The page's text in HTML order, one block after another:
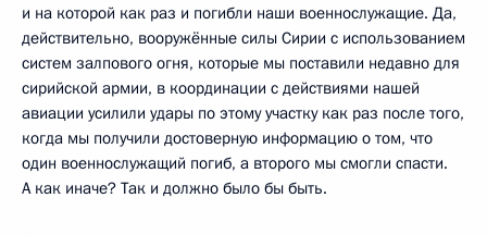
и на которой как раз и погибли наши военнослужащие. Да,
действительно, вооружённые силы Сирии с использованием
систем залпового огня, которые мы поставили недавно для
сирийской армии, в координации с действиями нашей
авиации усилили удары по этому участку как раз после того,
когда мы получили достоверную информацию о том, что
один военнослужащий погиб, а второго мы смогли спасти.
А как иначе? Так и должно было бы быть.